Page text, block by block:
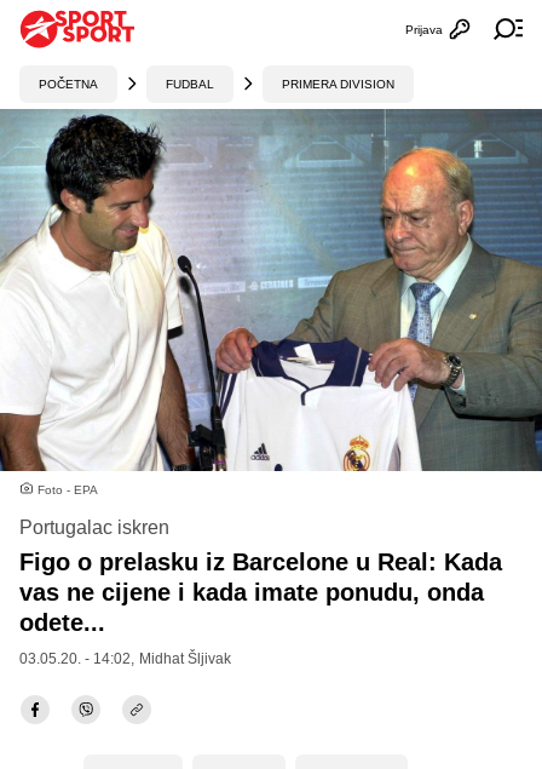
Otvori
Prijava
POČETNA FUDBAL PRIMERA DIVISION
Foto - EPA
Portugalac iskren
Figo o prelasku iz Barcelone u Real: Kada
vas ne cijene i kada imate ponudu, onda
odete...
03.05.20. - 14:02, Midhat Šljivak